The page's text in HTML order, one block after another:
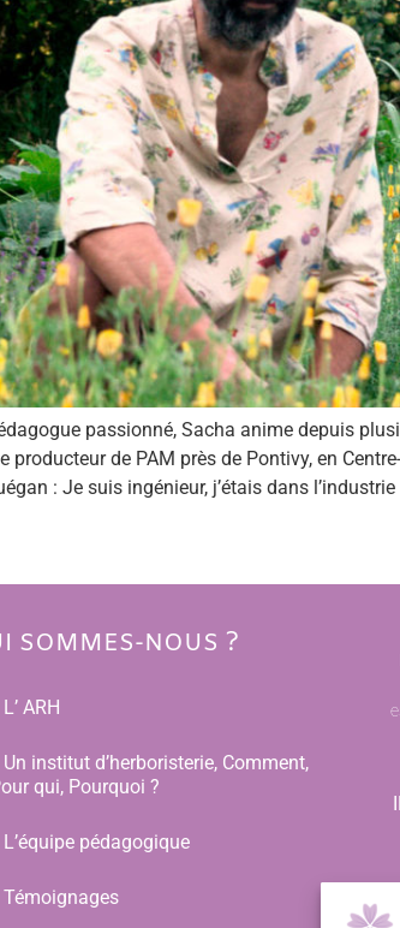
passionné, Sacha anime depuis
de PAM près de Pontivy, en
: Je suis ingénieur, j’étais dans
SOMMES-NOUS ?
L’ ARH
Un institut d’herboristerie, Comment,
qui, Pourquoi ?
L’équipe pédagogique
Témoignages